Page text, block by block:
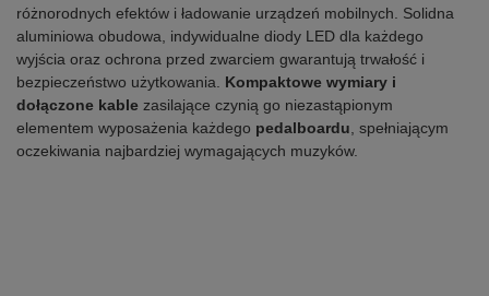
różnorodnych efektów i ładowanie urządzeń mobilnych. Solidna
aluminiowa obudowa, indywidualne diody LED dla każdego
wyjścia oraz ochrona przed zwarciem gwarantują trwałość i
bezpieczeństwo użytkowania. Kompaktowe wymiary i
dołączone kable zasilające czynią go niezastąpionym
elementem wyposażenia każdego pedalboardu , spełniającym
oczekiwania najbardziej wymagających muzyków.